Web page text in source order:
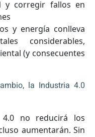
y corregir fallos en
y energía conlleva
considerables,
(y consecuentes
la Industria 4.0
no reducirá los
aumentarán. Sin